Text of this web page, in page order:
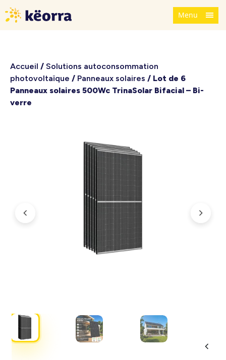
Menu
Accueil / Solutions autoconsommation
photovoltaïque / Panneaux solaires / Lot de 6
Panneaux solaires 500Wc TrinaSolar Bifacial – Bi-
verre